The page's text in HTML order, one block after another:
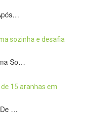
So…
De …